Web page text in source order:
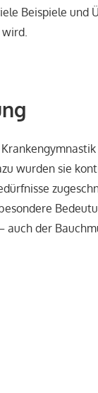
Beispiele und
wurden sie
auch der